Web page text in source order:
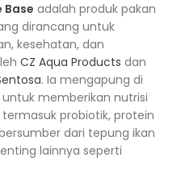
Base adalah produk pakan
dirancang untuk
kesehatan, dan
CZ Aqua Products dan
. Ia mengapung di
memberikan nutrisi
probiotik, protein
dari tepung ikan
lainnya seperti